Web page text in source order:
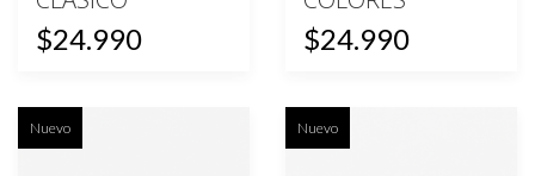
$24.990 $24.990
Nuevo Nuevo